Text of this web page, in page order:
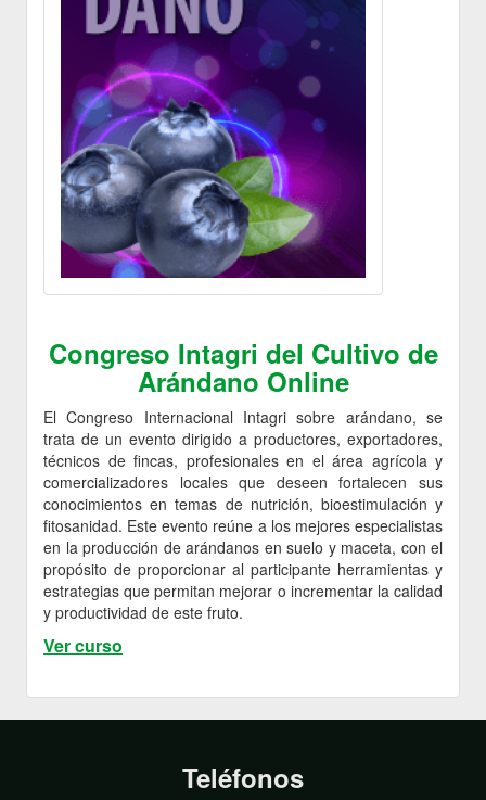
Congreso Intagri del Cultivo de
Arándano Online
El Congreso Internacional Intagri sobre arándano, se
trata de un evento dirigido a productores, exportadores,
técnicos de fincas, profesionales en el área agrícola y
comercializadores locales que deseen fortalecen sus
conocimientos en temas de nutrición, bioestimulación y
fitosanidad. Este evento reúne a los mejores especialistas
en la producción de arándanos en suelo y maceta, con el
propósito de proporcionar al participante herramientas y
estrategias que permitan mejorar o incrementar la calidad
y productividad de este fruto.
Ver curso
Teléfonos